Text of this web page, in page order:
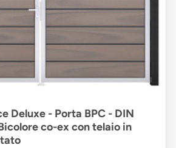
Deluxe - Porta BPC - DIN
co-ex con telaio in